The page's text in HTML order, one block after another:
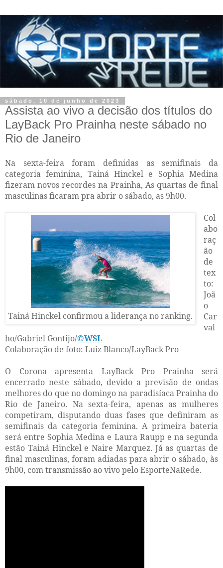
sábado, 10 de junho de 2023
Assista ao vivo a decisão dos títulos do
LayBack Pro Prainha neste sábado no
Rio de Janeiro
Na sexta-feira foram definidas as semifinais da
categoria feminina, Tainá Hinckel e Sophia Medina
fizeram novos recordes na Prainha, As quartas de final
masculinas ficaram pra abrir o sábado, as 9h00.
Tainá Hinckel confirmou a liderança no ranking.
Col
abo
raç
ão
de
tex
to:
Joã
o
Car
val
ho/Gabriel Gontijo/©WSL
Colaboração de foto: Luiz Blanco/LayBack Pro
O Corona apresenta LayBack Pro Prainha será
encerrado neste sábado, devido a previsão de ondas
melhores do que no domingo na paradisíaca Prainha do
Rio de Janeiro. Na sexta-feira, apenas as mulheres
competiram, disputando duas fases que definiram as
semifinais da categoria feminina. A primeira bateria
será entre Sophia Medina e Laura Raupp e na segunda
estão Tainá Hinckel e Naire Marquez. Já as quartas de
final masculinas, foram adiadas para abrir o sábado, às
9h00, com transmissão ao vivo pelo EsporteNaRede.